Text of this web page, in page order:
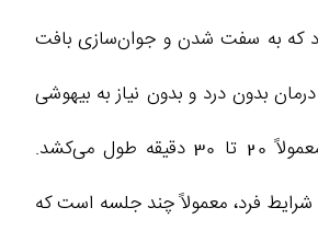
به سفت شدن و جوان‌سازی بافت
بدون درد و بدون نیاز به بیهوشی
بوده و هر جلسه معمولاً 20 تا 30 دقیقه طول می‌کشد.
شرایط فرد، معمولاً چند جلسه است که